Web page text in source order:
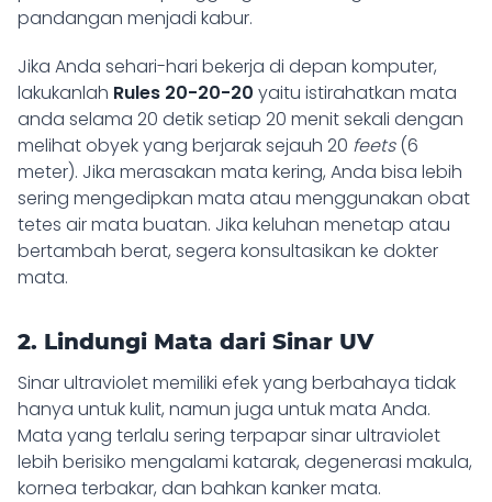
pandangan menjadi kabur.
Jika Anda sehari-hari bekerja di depan komputer,
lakukanlah Rules 20-20-20 yaitu istirahatkan mata
anda selama 20 detik setiap 20 menit sekali dengan
melihat obyek yang berjarak sejauh 20 feets(6
meter). Jika merasakan mata kering, Anda bisa lebih
sering mengedipkan mata atau menggunakan obat
tetes air mata buatan. Jika keluhan menetap atau
bertambah berat, segera konsultasikan ke dokter
mata.
2. Lindungi Mata dari Sinar UV
Sinar ultraviolet memiliki efek yang berbahaya tidak
hanya untuk kulit, namun juga untuk mata Anda.
Mata yang terlalu sering terpapar sinar ultraviolet
lebih berisiko mengalami katarak, degenerasi makula,
kornea terbakar, dan bahkan kanker mata.